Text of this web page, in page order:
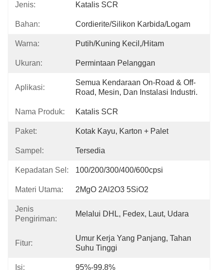
Jenis: Katalis SCR
Bahan: Cordierite/Silikon Karbida/Logam
Warna: Putih/kuning Kecil,/Hitam
Ukuran: Permintaan Pelanggan
Aplikasi:
Semua Kendaraan On-Road & Off-
Road, Mesin, Dan Instalasi Industri.
Nama Produk: Katalis SCR
Paket: Kotak Kayu, Karton + Palet
Sampel: Tersedia
Kepadatan Sel: 100/200/300/400/600cpsi
Materi Utama: 2MgO 2Al2O3 5SiO2
Jenis
Pengiriman:
Melalui DHL, Fedex, Laut, Udara
Fitur:
Umur Kerja Yang Panjang, Tahan
Suhu Tinggi
Isi: 95%-99,8%